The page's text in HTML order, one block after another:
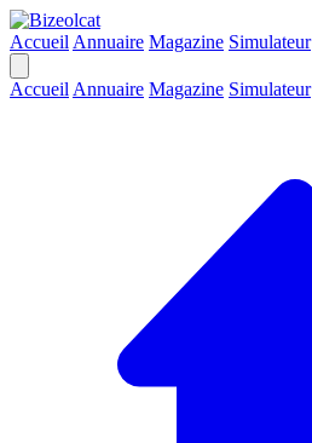
Accueil Annuaire Magazine Simulateur
Accueil Annuaire Magazine Simulateur